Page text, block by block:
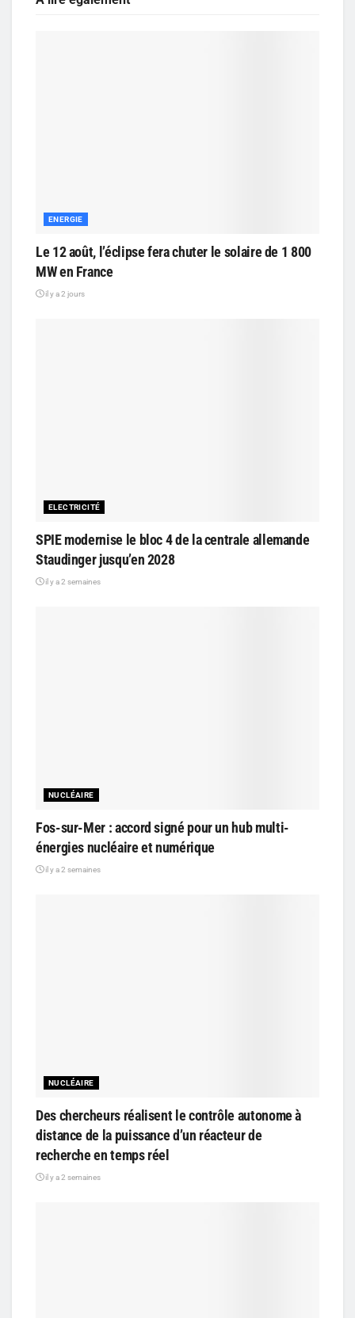
ENERGIE
Le 12 août, l’éclipse fera chuter le solaire de 1 800
MW en France
il y a 2 jours
ELECTRICITÉ
SPIE modernise le bloc 4 de la centrale allemande
Staudinger jusqu’en 2028
il y a 2 semaines
NUCLÉAIRE
Fos-sur-Mer : accord signé pour un hub multi-
énergies nucléaire et numérique
il y a 2 semaines
NUCLÉAIRE
Des chercheurs réalisent le contrôle autonome à
distance de la puissance d’un réacteur de
recherche en temps réel
il y a 2 semaines